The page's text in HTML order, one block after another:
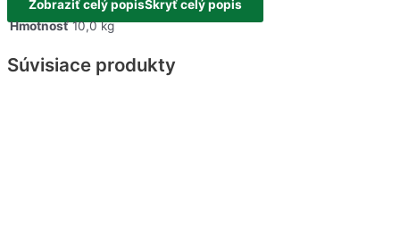
Zobraziť celý popisSkryť celý popis
Hmotnosť 10,0 kg
Súvisiace produkty